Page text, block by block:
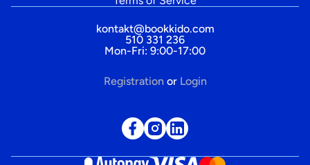
kontakt@bookkido.com
510 331 236
Mon-Fri: 9:00-17:00
Registration or Login